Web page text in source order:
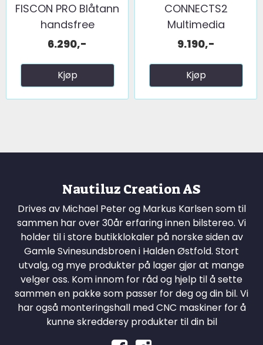
FISCON PRO Blåtann
handsfree
m/koding! ...
6.290,-
Kjøp
CONNECTS2
Multimedia
oppgradering BMW ...
9.190,-
Kjøp
Nautiluz Creation AS
Drives av Michael Peter og Markus Karlsen som til
sammen har over 30år erfaring innen bilstereo. Vi
holder til i store butikklokaler på norske siden av
Gamle Svinesundsbroen i Halden Østfold. Stort
utvalg, og mye produkter på lager gjør at mange
velger oss. Kom innom for råd og hjelp til å sette
sammen en pakke som passer for deg og din bil. Vi
har også monteringshall med CNC maskiner for å
kunne skreddersy produkter til din bil